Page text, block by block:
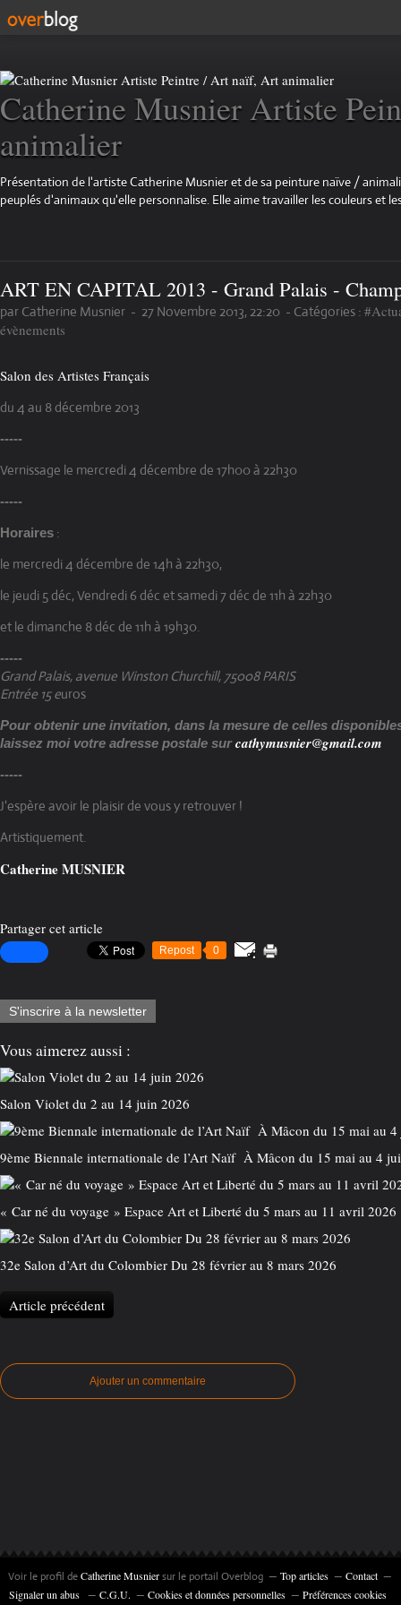
Catherine Musnier Artiste
animalier
Présentation de l'artiste Catherine Musnier et de sa peinture naïve /
peuplés d'animaux qu'elle personnalise. Elle aime travailler les couleurs et
ART EN CAPITAL 2013 - Grand Palais -
par Catherine Musnier - 27 Novembre 2013, 22:20 - Catégories :
évènements
Salon des Artistes Français
du 4 au 8 décembre 2013
-----
Vernissage le mercredi 4 décembre de 17h00 à 22h30
-----
Horaires :
le mercredi 4 décembre de 14h à 22h30,
le jeudi 5 déc, Vendredi 6 déc et samedi 7 déc de 11h à 22h30
et le dimanche 8 déc de 11h à 19h30.
-----
Grand Palais, avenue Winston Churchill, 75008 PARIS
Entrée 15 euros
Pour obtenir une invitation, dans la mesure de celles
laissez moi votre adresse postale surcathymusnier@gmail.com
-----
J'espère avoir le plaisir de vous y retrouver !
Artistiquement.
Catherine MUSNIER
Partager cet article
Repost 0
S'inscrire à la newsletter
Vous aimerez aussi :
Salon Violet du 2 au 14 juin 2026
9ème Biennale internationale de l’Art Naïf À Mâcon du 15 mai au 4
« Car né du voyage » Espace Art et Liberté du 5 mars au 11 avril 2026
32e Salon d’Art du Colombier Du 28 février au 8 mars 2026
Article précédent
Ajouter un commentaire
Voir le profil deCatherine Musniersur le portail Overblog Top articles
Contact
Signaler un abus
C.G.U. Cookies et données personnelles Préférences cookies